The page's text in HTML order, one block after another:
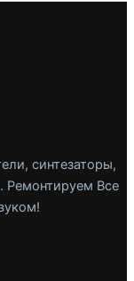
синтезаторы,
Ремонтируем Все